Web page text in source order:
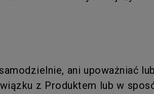
ani upoważniać
z Produktem lub w